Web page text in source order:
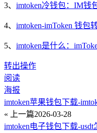
3、 imtoken冷钱包：IM钱
4、 imtoken-imToken 钱包
5、 imtoken是什么：
转出操作
阅读
海报
imtoken苹果钱包下载-
« 上一篇2026-03-28
imtoken电子钱包下载-